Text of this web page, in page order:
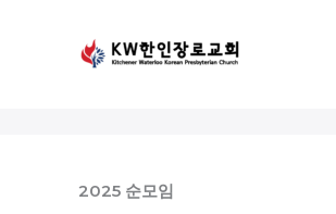
2025 순모임